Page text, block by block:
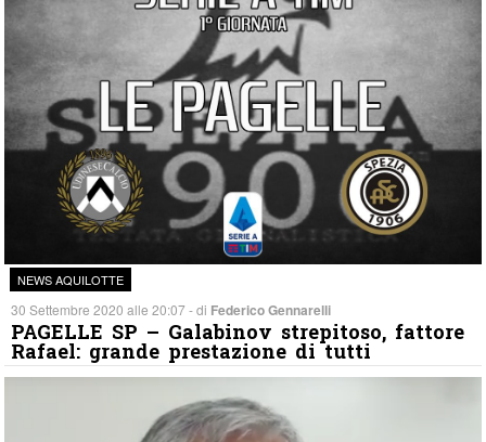
NEWS AQUILOTTE
30 Settembre 2020 alle 20:07 - di Federico Gennarelli
PAGELLE SP – Galabinov strepitoso, fattore
Rafael: grande prestazione di tutti